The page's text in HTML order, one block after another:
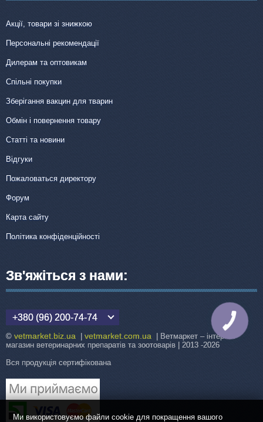
Акції, товари зі знижкою
Персональні рекомендації
Дилерам та оптовикам
Спільні покупки
Зберігання вакцин для тварин
Обмін і повернення товару
Статті та новини
Відгуки
Пожаловаться директору
Форум
Карта сайту
Політика конфіденційності
Зв'яжіться з нами:
+380 (96) 200-74-74
© vetmarket.biz.ua vetmarket.com.ua | Ветмаркет – інтернет-
магазин ветеринарних препаратів та зоотоварів | 2013 -2026
Вся продукція сертифікована
Ми використовуємо файли cookie для покращення вашого
КНОПКА
ЗВ'ЯЗКУ